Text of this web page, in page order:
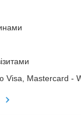
Visa, Mastercard -